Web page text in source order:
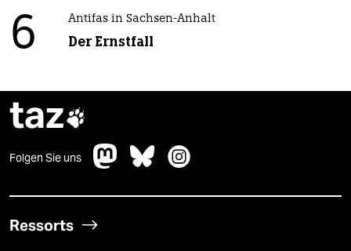
6 Antifas in Sachsen-Anhalt
Der Ernstfall
taz
Folgen Sie uns
Ressorts